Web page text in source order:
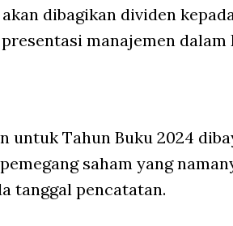
dibagikan dividen
manajemen dalam
untuk Tahun Buku 2024
saham yang
tanggal pencatatan.